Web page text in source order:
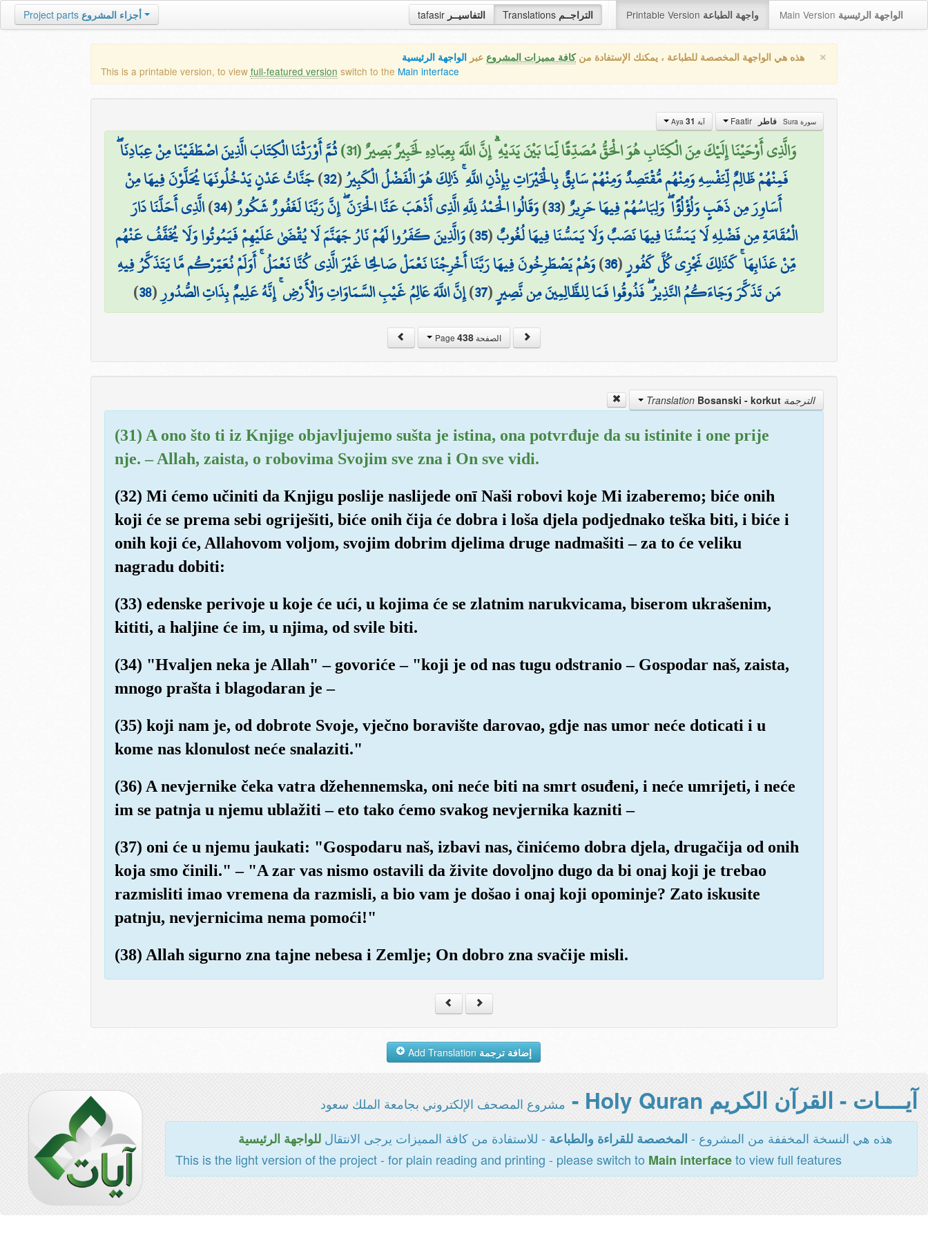
tafasir التفاسيــر Translations التراجــم Printable Version واجهة الطباعة Main Version الواجهة الرئيسية Project parts أجزاء المشروع
× هذه هي الواجهة المخصصة للطباعة ، يمكنك الإستفادة منكافة مميزات المشروع عبر الواجهة الرئيسية
This is a printable version, to view full-featured version switch to the Main interface
سورة Sura فاطر آية Aya 31
وَالَّذِي أَوْحَيْنَا إِلَيْكَ مِنَ الْكِتَابِ هُوَ الْحَقُّ مُصَدِّقًا لِّمَا بَيْنَ يَدَيْهِ ۗ إِنَّ اللَّهَ بِعِبَادِهِ لَخَبِيرٌ بَصِيرٌ (31)
ثُمَّ أَوْرَثْنَا الْكِتَابَ الَّذِينَ اصْطَفَيْنَا مِنْ عِبَادِنَا ۖ
فَمِنْهُمْ ظَالِمٌ لِّنَفْسِهِ وَمِنْهُم مُّقْتَصِدٌ وَمِنْهُمْ سَابِقٌ بِالْخَيْرَاتِ بِإِذْنِ اللَّهِ ۚ ذَٰلِكَ هُوَ الْفَضْلُ الْكَبِيرُ(
32
)جَنَّاتُ عَدْنٍ يَدْخُلُونَهَا يُحَلَّوْنَ فِيهَا مِنْ
أَسَاوِرَ مِن ذَهَبٍ وَلُؤْلُؤًا ۖ وَلِبَاسُهُمْ فِيهَا حَرِيرٌ(
33
)وَقَالُوا الْحَمْدُ لِلَّهِ الَّذِي أَذْهَبَ عَنَّا الْحَزَنَ ۖ إِنَّ رَبَّنَا لَغَفُورٌ شَكُورٌ(
34
)الَّذِي أَحَلَّنَا دَارَ
الْمُقَامَةِ مِن فَضْلِهِ لَا يَمَسُّنَا فِيهَا نَصَبٌ وَلَا يَمَسُّنَا فِيهَا لُغُوبٌ(
35
)وَالَّذِينَ كَفَرُوا لَهُمْ نَارُ جَهَنَّمَ لَا يُقْضَىٰ عَلَيْهِمْ فَيَمُوتُوا وَلَا يُخَفَّفُ عَنْهُم
مِّنْ عَذَابِهَا ۚ كَذَٰلِكَ نَجْزِي كُلَّ كَفُورٍ(
36
)وَهُمْ يَصْطَرِخُونَ فِيهَا رَبَّنَا أَخْرِجْنَا نَعْمَلْ صَالِحًا غَيْرَ الَّذِي كُنَّا نَعْمَلُ ۚ أَوَلَمْ نُعَمِّرْكُم مَّا يَتَذَكَّرُ فِيهِ
مَن تَذَكَّرَ وَجَاءَكُمُ النَّذِيرُ ۖ فَذُوقُوا فَمَا لِلظَّالِمِينَ مِن نَّصِيرٍ(
37
)إِنَّ اللَّهَ عَالِمُ غَيْبِ السَّمَاوَاتِ وَالْأَرْضِ ۚ إِنَّهُ عَلِيمٌ بِذَاتِ الصُّدُورِ(
38
)
الصفحة Page438
الترجمة Translation Bosanski - korkut
(31) A ono što ti iz Knjige objavljujemo sušta je istina, ona potvrđuje da su istinite i one prije
nje. – Allah, zaista, o robovima Svojim sve zna i On sve vidi.
(32) Mi ćemo učiniti da Knjigu poslije naslijede onī Naši robovi koje Mi izaberemo; biće onih
koji će se prema sebi ogriješiti, biće onih čija će dobra i loša djela podjednako teška biti, i biće i
onih koji će, Allahovom voljom, svojim dobrim djelima druge nadmašiti – za to će veliku
nagradu dobiti:
(33) edenske perivoje u koje će ući, u kojima će se zlatnim narukvicama, biserom ukrašenim,
kititi, a haljine će im, u njima, od svile biti.
(34) "Hvaljen neka je Allah" – govoriće – "koji je od nas tugu odstranio – Gospodar naš, zaista,
mnogo prašta i blagodaran je –
(35) koji nam je, od dobrote Svoje, vječno boravište darovao, gdje nas umor neće doticati i u
kome nas klonulost neće snalaziti."
(36) A nevjernike čeka vatra džehennemska, oni neće biti na smrt osuđeni, i neće umrijeti, i neće
im se patnja u njemu ublažiti – eto tako ćemo svakog nevjernika kazniti –
(37) oni će u njemu jaukati: "Gospodaru naš, izbavi nas, činićemo dobra djela, drugačija od onih
koja smo činili." – "A zar vas nismo ostavili da živite dovoljno dugo da bi onaj koji je trebao
razmisliti imao vremena da razmisli, a bio vam je došao i onaj koji opominje? Zato iskusite
patnju, nevjernicima nema pomoći!"
(38) Allah sigurno zna tajne nebesa i Zemlje; On dobro zna svačije misli.
إضافة ترجمة
آيــــات - القرآن الكريم Holy Quran - مشروع المصحف الإلكتروني بجامعة الملك سعود
هذه هي النسخة المخففة من المشروع - المخصصة للقراءة والطباعة - للاستفادة من كافة المميزات يرجى الانتقالللواجهة الرئيسية
This is the light version of the project - for plain reading and printing - please switch to Main interfaceto view full features